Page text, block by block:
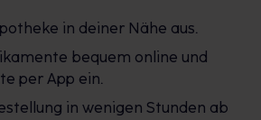
in deiner Nähe aus.
bequem online und
per App ein.
in wenigen Stunden ab